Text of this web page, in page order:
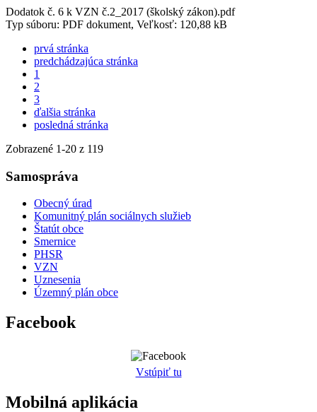
Dodatok č. 6 k VZN č.2_2017 (školský zákon).pdf
Typ súboru: PDF dokument, Veľkosť: 120,88 kB
prvá stránka
predchádzajúca stránka
1
2
3
ďalšia stránka
posledná stránka
Zobrazené 1-20 z 119
Samospráva
Obecný úrad
Komunitný plán sociálnych služieb
Štatút obce
Smernice
PHSR
VZN
Uznesenia
Územný plán obce
Facebook
Vstúpiť tu
Mobilná aplikácia